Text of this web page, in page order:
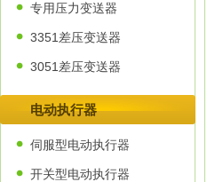
专用压力变送器
3351差压变送器
3051差压变送器
电动执行器
伺服型电动执行器
开关型电动执行器